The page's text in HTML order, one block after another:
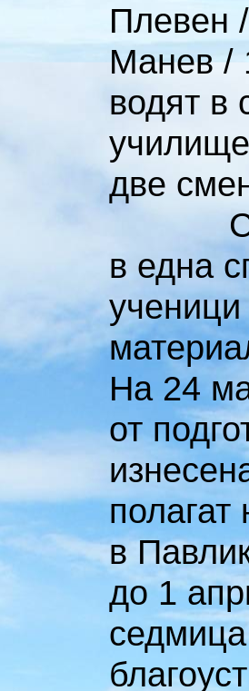
Плевен
Манев /
водят в
две
в една
На 24
от
полагат
в
до 1